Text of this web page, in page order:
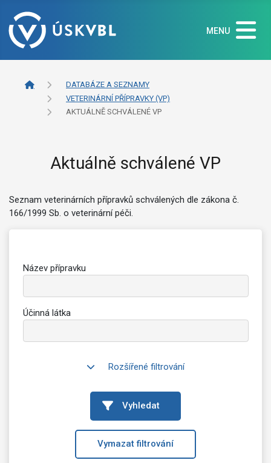
MENU
DATABÁZE A SEZNAMY
VETERINÁRNÍ PŘÍPRAVKY (VP)
AKTUÁLNĚ SCHVÁLENÉ VP
Aktuálně schválené VP
Seznam veterinárních přípravků schválených dle zákona č.
166/1999 Sb. o veterinární péči.
Název přípravku
Účinná látka
Rozšířené filtrování
Vyhledat
Vymazat filtrování